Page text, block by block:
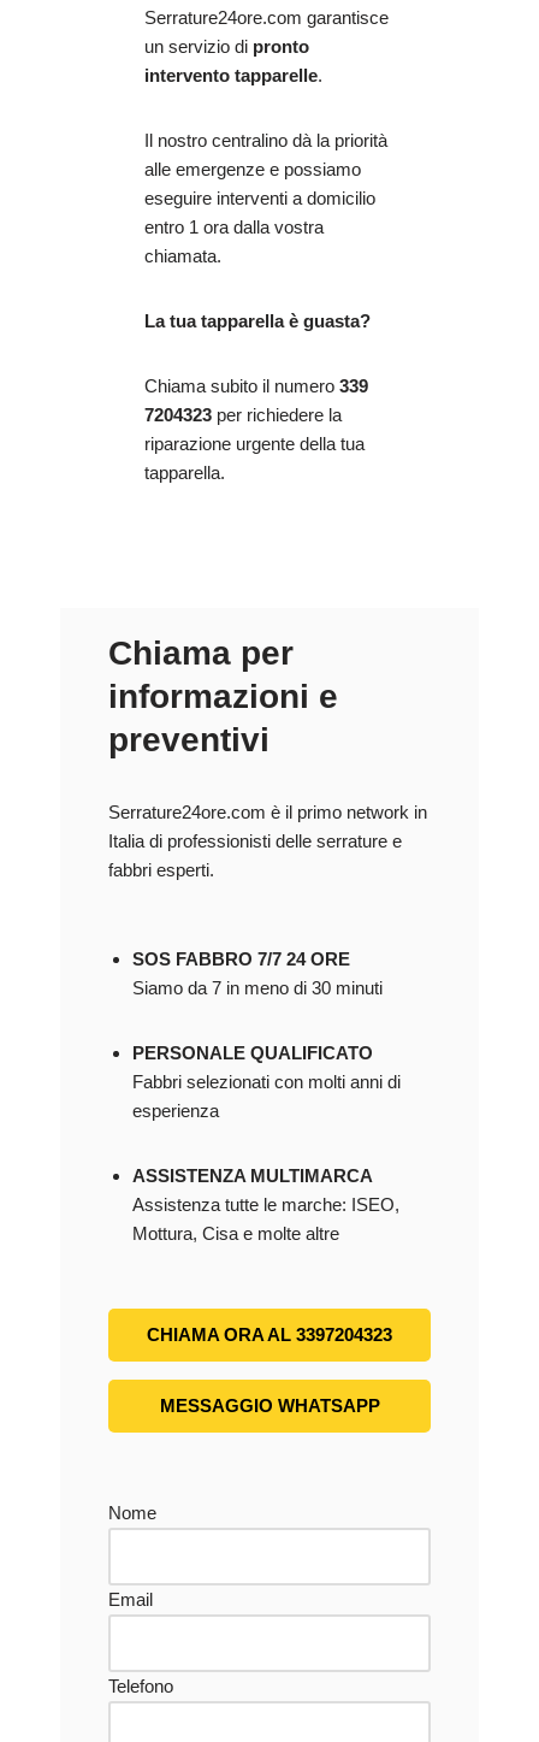
Serrature24ore.com garantisce
un servizio di pronto
intervento tapparelle.
Il nostro centralino dà la priorità
alle emergenze e possiamo
eseguire interventi a domicilio
entro 1 ora dalla vostra
chiamata.
La tua tapparella è guasta?
Chiama subito il numero 339
7204323 per richiedere la
riparazione urgente della tua
tapparella.
Chiama per
informazioni e
preventivi
Serrature24ore.com è il primo network in
Italia di professionisti delle serrature e
fabbri esperti.
SOS FABBRO 7/7 24 ORE
Siamo da 7 in meno di 30 minuti
PERSONALE QUALIFICATO
Fabbri selezionati con molti anni di
esperienza
ASSISTENZA MULTIMARCA
Assistenza tutte le marche: ISEO,
Mottura, Cisa e molte altre
CHIAMA ORA AL 3397204323
MESSAGGIO WHATSAPP
Nome
Email
Telefono